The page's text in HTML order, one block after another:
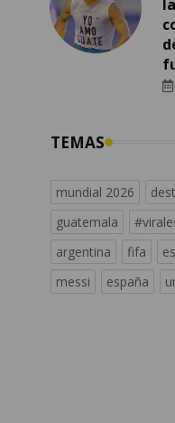
TEMAS
mundial 2026
guatemala
argentina
fifa
messi
españa